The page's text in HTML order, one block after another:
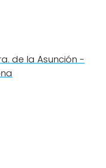
de la Asunción -